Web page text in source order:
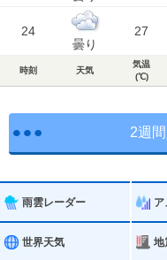
24
曇り
27
時刻 天気
気温
(℃)
2週
雨雲レーダー ア
世界天気 地